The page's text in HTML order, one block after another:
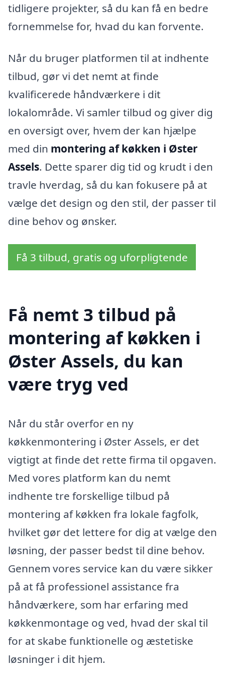
tidligere projekter, så du kan få en bedre
fornemmelse for, hvad du kan forvente.
Når du bruger platformen til at indhente
tilbud, gør vi det nemt at finde
kvalificerede håndværkere i dit
lokalområde. Vi samler tilbud og giver dig
en oversigt over, hvem der kan hjælpe
med din montering af køkken i Øster
Assels. Dette sparer dig tid og krudt i den
travle hverdag, så du kan fokusere på at
vælge det design og den stil, der passer til
dine behov og ønsker.
Få 3 tilbud, gratis og uforpligtende
Få nemt 3 tilbud på
montering af køkken i
Øster Assels, du kan
være tryg ved
Når du står overfor en ny
køkkenmontering i Øster Assels, er det
vigtigt at finde det rette firma til opgaven.
Med vores platform kan du nemt
indhente tre forskellige tilbud på
montering af køkken fra lokale fagfolk,
hvilket gør det lettere for dig at vælge den
løsning, der passer bedst til dine behov.
Gennem vores service kan du være sikker
på at få professionel assistance fra
håndværkere, som har erfaring med
køkkenmontage og ved, hvad der skal til
for at skabe funktionelle og æstetiske
løsninger i dit hjem.